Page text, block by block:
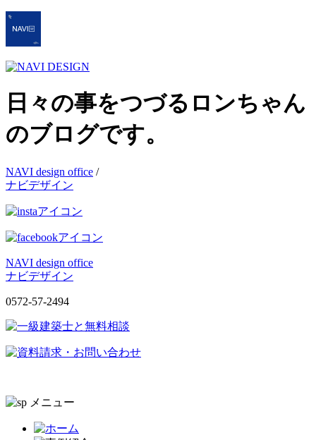
日々の事をつづるロンちゃん
のブログです。
NAVI design office /
ナビデザイン
NAVI design office
ナビデザイン
0572-57-2494